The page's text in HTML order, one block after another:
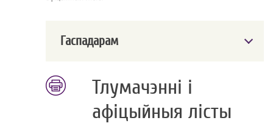
Гаспадарам
Тлумачэннi i
афiцыйныя лiсты